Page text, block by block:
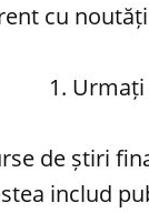
cu
1.
de știri
includ